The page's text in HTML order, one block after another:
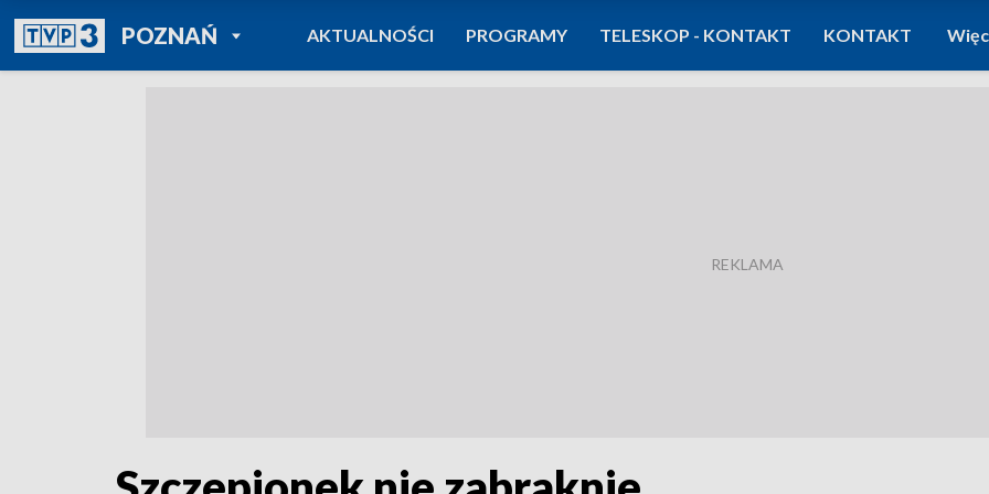
POZNAŃPOWRÓT DO
TVP REGIONY
AKTUALNOŚCI PROGRAMY TELESKOP - KONTAKT KONTAKT